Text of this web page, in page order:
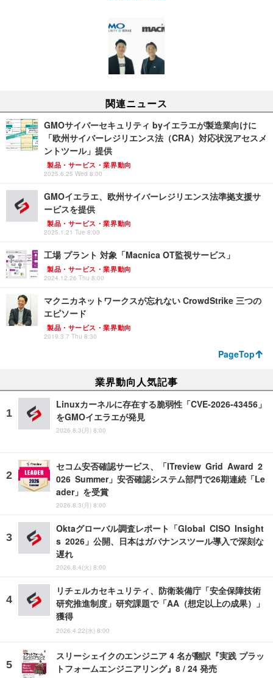
関連ニュース
GMOサイバーセキュリティ byイエラエが製造業向けに
「欧州サイバーレジリエンス法（CRA）対応状況アセスメ
ントツール」提供
製品・サービス・業界動向
2025.6.25 Wed 8:00
GMOイエラエ、欧州サイバーレジリエンス法準拠支援サ
ービスを提供
製品・サービス・業界動向
2025.1.21 Tue 8:00
工場 プラント 対象「Macnica OT監視サービス」
製品・サービス・業界動向
2024.12.26 Thu 8:00
マクニカネットワークスが忘れない CrowdStrike 三つの
エピソード
製品・サービス・業界動向
2019.3.7 Thu 8:30
PageTop
業界動向人気記事
Linuxカーネルに存在する脆弱性「CVE-2026-43456」
をGMOイエラエが発見
2026.8.3(月) 8:00
セコム安否確認サービス、「ITreview Grid Award 2
026 Summer」安否確認システム部門で26期連続「Le
ader」を受賞
2026.8.3(月) 8:00
Oktaグローバル調査レポート「Global CISO Insight
s 2026」公開、日本はガバナンスツール導入で深刻な
遅れ
2026.8.4(火) 8:00
リチェルカセキュリティ、防衛装備庁「安全保障技術
研究推進制度」研究課題で「AA（想定以上の成果）」
獲得
2026.4.22(水) 8:00
スリーシェイクのエンジニア 4 名が翻訳『実践 プラッ
トフォームエンジニアリング』8 / 24 発売